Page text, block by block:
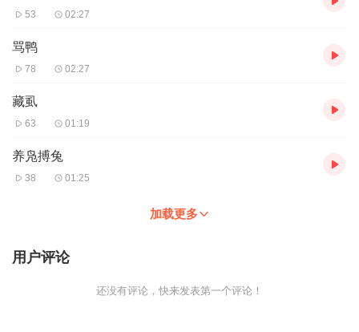
53 02:27
骂鸭
78 02:27
藏虱
63 01:19
养凫搏兔
38 01:25
加载更多
用户评论
还没有评论，快来发表第一个评论！